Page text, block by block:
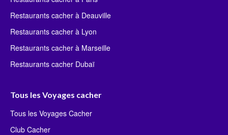
Restaurants cacher à Deauville
Restaurants cacher à Lyon
Restaurants cacher à Marseille
Restaurants cacher Dubaï
Tous les Voyages cacher
Tous les Voyages Cacher
Club Cacher